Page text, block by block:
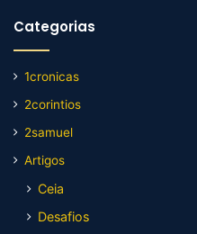
Categorias
1cronicas
2corintios
2samuel
Artigos
Ceia
Desafios